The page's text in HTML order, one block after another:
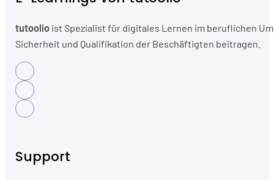
tutoolio ist Spezialist für digitales Lernen im beruflichen
Sicherheit und Qualifikation der Beschäftigten beitragen.
Support